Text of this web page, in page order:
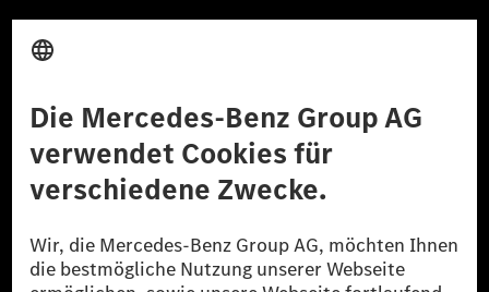
© 2026 Mercedes-Benz Group AG. Alle Rechte vorbehalten.
reduzierte CO₂-Emissionen bei der Mercedes-Benz Group durch
zertifizierte Ausgleichsprojekte kompensiert werden.